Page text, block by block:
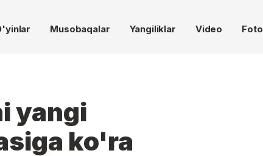
Musobaqalar Yangiliklar Video Foto
yangi
ko'ra